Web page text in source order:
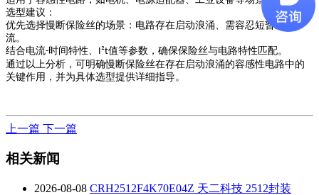
选型建议 ：
优先选择慢断保险丝的场景：电路存在启动浪涌、需容忍短暂过电
流。
结合电流-时间特性、 I²t值等参数，确保保险丝与电路特性匹配。
通过以上分析，可明确慢断保险丝在存在启动浪涌的容感性电路中的
关键作用，并为具体选型提供详细指导。
上一篇 下一篇
相关新闻
2026-08-08 CRH2512F4K70E04Z 天二科技 2512封装